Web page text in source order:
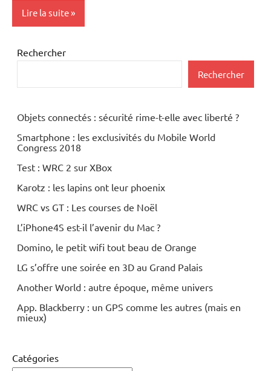
Lire la suite
Inclassables
Rechercher
Rechercher
Objets connectés : sécurité rime-t-elle avec liberté ?
Smartphone : les exclusivités du Mobile World
Congress 2018
Test : WRC 2 sur XBox
Karotz : les lapins ont leur phoenix
WRC vs GT : Les courses de Noël
L’iPhone4S est-il l’avenir du Mac ?
Domino, le petit wifi tout beau de Orange
LG s’offre une soirée en 3D au Grand Palais
Another World : autre époque, même univers
App. Blackberry : un GPS comme les autres (mais en
mieux)
Catégories